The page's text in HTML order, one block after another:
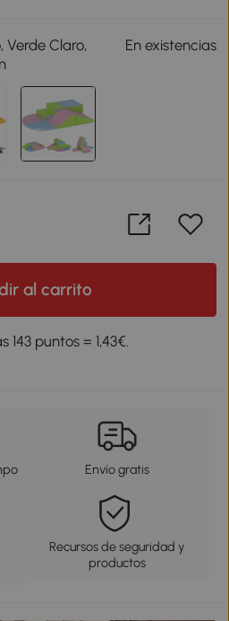
Verde Claro,
En existencias
al carrito
puntos = 1,43€.
Envío gratis
Recursos de seguridad y
productos